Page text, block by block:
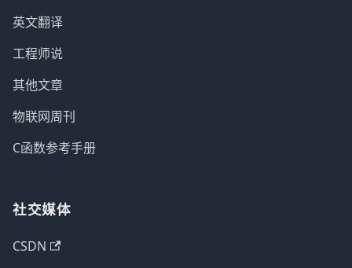
英文翻译
工程师说
其他文章
物联网周刊
C函数参考手册
社交媒体
CSDN